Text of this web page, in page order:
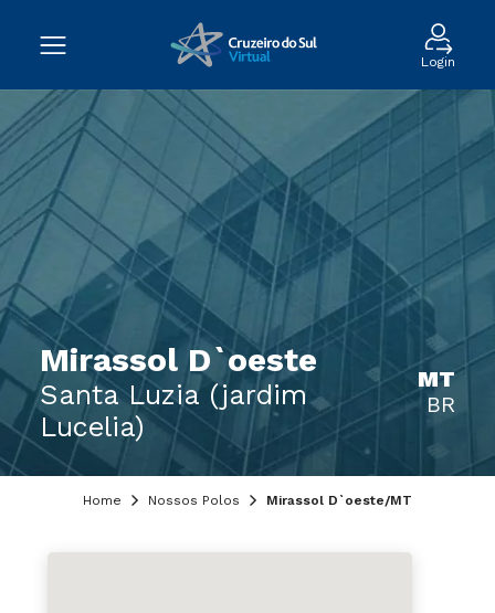
Login
Mirassol D`oeste
Santa Luzia (jardim
Lucelia)
MT
BR
Home Nossos Polos Mirassol D`oeste/MT